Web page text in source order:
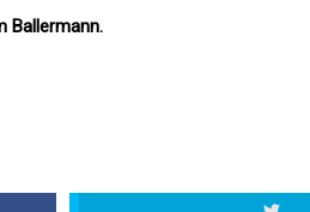
Ballermann.